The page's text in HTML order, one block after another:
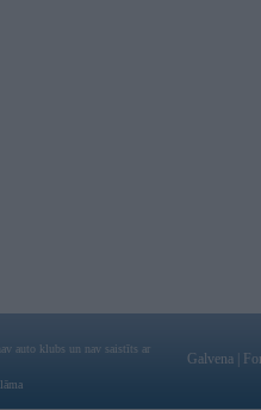
auto klubs un nav saistīts ar
Galvena